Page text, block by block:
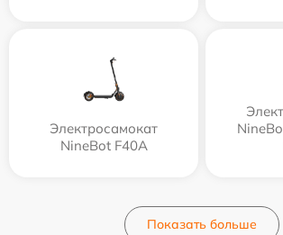
Электросамокат
NineBot F40A
Показать больше